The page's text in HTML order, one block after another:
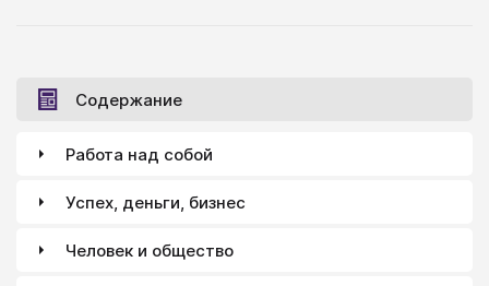
на бумагу».Содержание
Работа над собой
Успех, деньги, бизнес
Человек и общество